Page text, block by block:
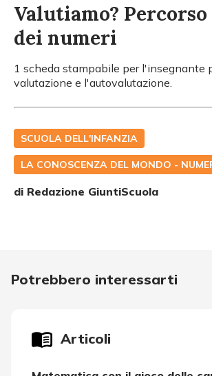
Valutiamo? Percorso
dei numeri
1 scheda stampabile per l'insegnante
valutazione e l'autovalutazione.
SCUOLA DELL'INFANZIA
LA CONOSCENZA DEL MONDO -
di Redazione GiuntiScuola
Potrebbero interessarti
Articoli